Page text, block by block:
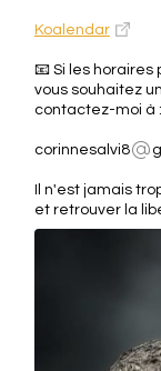
Koalendar
📧 Si les horaires
vous souhaitez
contactez-moi à :
corinnesalvi8
Il n'est jamais
et retrouver la